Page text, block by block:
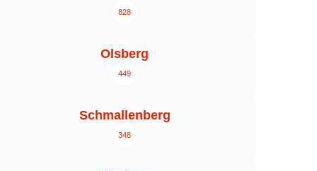
828
Olsberg
449
Schmallenberg
348